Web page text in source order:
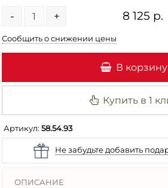
- + 8 125 р.
Сообщить о снижении цены
В корзину
Купить в 1
Артикул:58.54.93
Не забудьте добавить
ОПИСАНИЕ